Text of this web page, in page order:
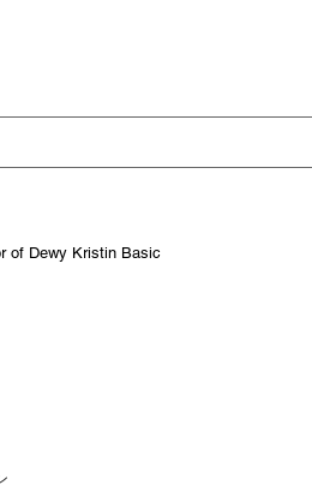
of Dewy Kristin Basic
ン